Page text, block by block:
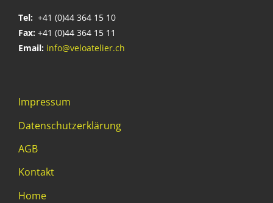
Tel: +41 (0)44 364 15 10
Fax: +41 (0)44 364 15 11
Email: info@veloatelier.ch
Impressum
Datenschutzerklärung
AGB
Kontakt
Home